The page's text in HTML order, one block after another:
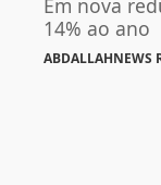
Em nova
14% ao ano
ABDALLAHNEWS